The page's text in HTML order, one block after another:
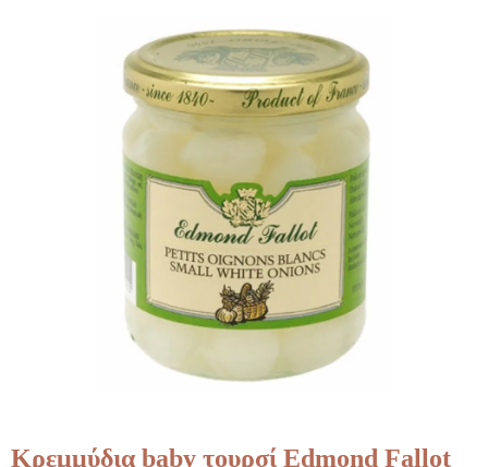
ΑΓΌΡΑΣΕ ΤΏΡΑ
Κρεμμύδια baby τουρσί Edmond Fallot